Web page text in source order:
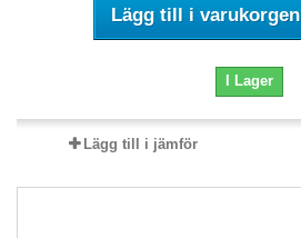
Lägg till i varukorgen
I Lager
Lägg till i jämför